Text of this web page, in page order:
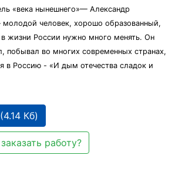
«века нынешнего»— Александр
человек, хорошо образованный,
жизни России нужно много менять. Он
побывал во многих современных странах,
в Россию - «И дым отечества сладок и
Кб)
работу?